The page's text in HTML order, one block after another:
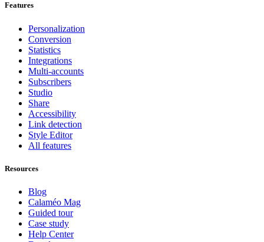
Features
Personalization
Conversion
Statistics
Integrations
Multi-accounts
Subscribers
Studio
Share
Accessibility
Link detection
Style Editor
All features
Resources
Blog
Calaméo Mag
Guided tour
Case study
Help Center